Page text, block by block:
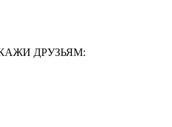
ДРУЗЬЯМ: